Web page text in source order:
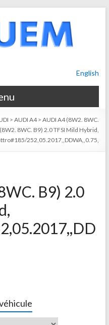
English
>AUDI A4>AUDI A4 (8W2. 8WC.
8WC. B9) 2.0 TFSI Mild Hybrid,
252,05.2017,,DDWA,,0.75,
B9) 2.0